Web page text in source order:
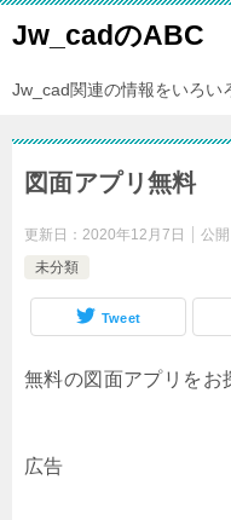
Jw_cadのABC
Jw_cad関連の情報をいろい
図面アプリ無料
更新日： 2020年12月7日 公開
未分類
Tweet
無料の図面アプリをお
広告